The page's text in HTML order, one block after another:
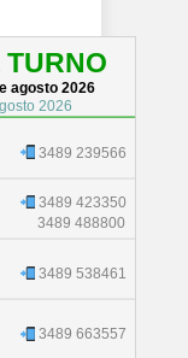
agosto 2026
2026
3489 239566
3489 423350
3489 488800
3489 538461
3489 663557